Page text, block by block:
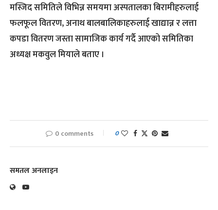
मस्जिद समितिले विभिन्न समयमा अस्पतालका बिरामीहरुलाई
फलफूल वितरण, अनाथ बालबालिकाहरुलाई खाद्यान्न र लत्ता
कपडा वितरण जस्ता सामाजिक कार्य गर्दै आएको समितिका
अध्यक्ष मकवुल मियाले बताए ।
0 comments 0
समतल अनलाइन